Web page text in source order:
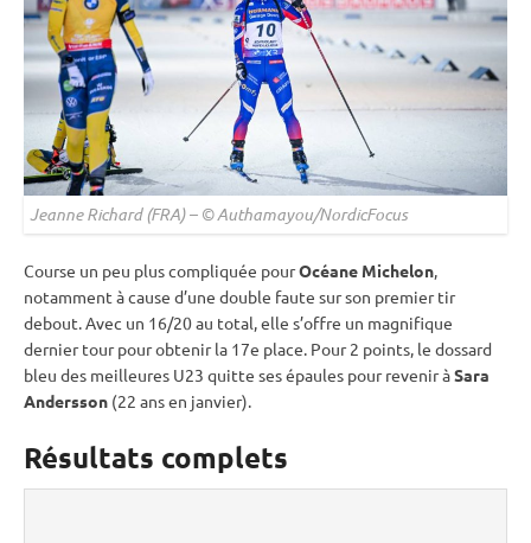
Jeanne Richard (FRA) – © Authamayou/NordicFocus
Course un peu plus compliquée pourOcéane Michelon
notamment à cause d’une double faute sur son premier tir
debout . Avec un 16/20 au total, elle s’offre un magnifique
dernier tour pour obtenir la 17e place. Pour 2 points, le dossard
bleu des meilleures U23 quitte ses épaules pour revenir àSara
Andersson (22 ans en janvier).
Résultats complets